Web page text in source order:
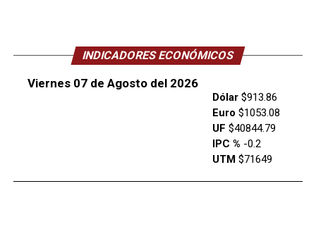
INDICADORES ECONÓMICOS
Viernes 07 de Agosto del 2026
Dólar$913.86
Euro $1053.08
UF $40844.79
IPC % -0.2
UTM$71649